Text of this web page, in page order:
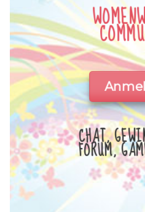
CHAT,
FORUM,